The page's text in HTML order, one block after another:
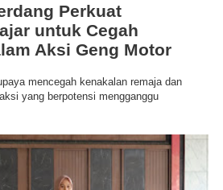
Perkuat
untuk Cegah
Aksi Geng Motor
mencegah kenakalan remaja dan
yang berpotensi mengganggu